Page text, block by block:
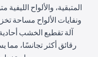
ونفايات الألواح مساحة
آلة تقطيع الخشب
رقائق أكثر تجانسًا، مما